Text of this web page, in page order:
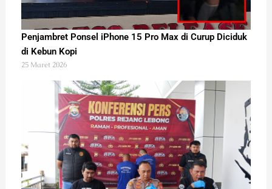
Penjambret Ponsel iPhone 15 Pro Max di Curup Diciduk
di Kebun Kopi
25 Maret 2026